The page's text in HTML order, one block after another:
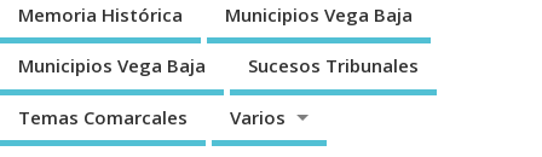
Memoria Histórica Municipios Vega Baja
Municipios Vega Baja Sucesos Tribunales
Temas Comarcales Varios